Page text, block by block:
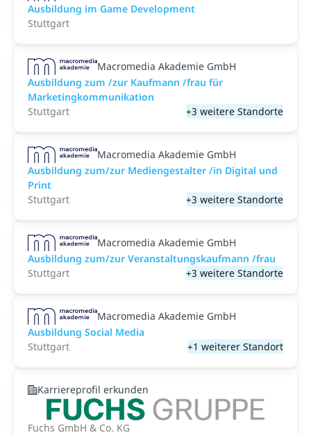
Ausbildung im Game Development
Stuttgart
Macromedia Akademie GmbH
Ausbildung zum /zur Kaufmann /frau für
Marketingkommunikation
Stuttgart
+3 weitere Standorte
Macromedia Akademie GmbH
Ausbildung zum/zur Mediengestalter /in Digital und
Print
Stuttgart
+3 weitere Standorte
Macromedia Akademie GmbH
Ausbildung zum/zur Veranstaltungs­kaufmann /frau
Stuttgart
+3 weitere Standorte
Macromedia Akademie GmbH
Ausbildung Social Media
Stuttgart
+1 weiterer Standort
Karriereprofil erkunden
Fuchs GmbH & Co. KG